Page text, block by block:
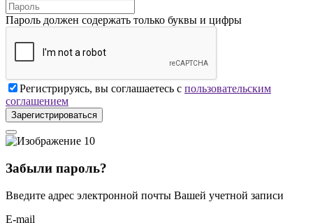
Пароль должен содержать только буквы и цифры
Регистрируясь, вы соглашаетесь с пользовательским
соглашением
Зарегистрироваться
Забыли пароль?
Введите адрес электронной почты Вашей учетной записи
E-mail